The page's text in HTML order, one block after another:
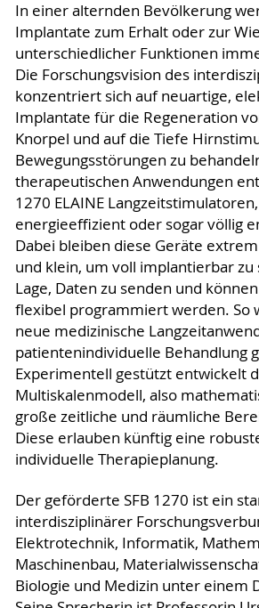
In einer alternden Bevölkerung
Implantate zum Erhalt oder zur
unterschiedlicher Funktionen
Die Forschungsvision des
konzentriert sich auf neuartige,
Implantate für die Regeneration
Knorpel und auf die Tiefe
Bewegungsstörungen zu
therapeutischen Anwendungen
1270 ELAINE
energieeffizient oder sogar völlig
Dabei bleiben diese Geräte
und klein, um voll implantierbar zu
Lage, Daten zu senden und
flexibel programmiert werden. So
neue medizinische
patientenindividuelle Behandlung
Experimentell gestützt entwickelt
Multiskalenmodell, also
große zeitliche und räumliche
Diese erlauben künftig eine
individuelle Therapieplanung.
Der geförderte SFB 1270 ist ein
interdisziplinärer
Elektrotechnik, Informatik,
Maschinenbau,
Biologie und Medizin unter einem